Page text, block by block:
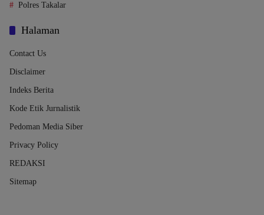
Polres Takalar
Halaman
Contact Us
Disclaimer
Indeks Berita
Kode Etik Jurnalistik
Pedoman Media Siber
Privacy Policy
REDAKSI
Sitemap